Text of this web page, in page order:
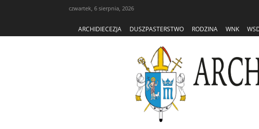
czwartek, 6 sierpnia, 2026
ARCHIDIECEZJA DUSZPASTERSTWO RODZINA WNK